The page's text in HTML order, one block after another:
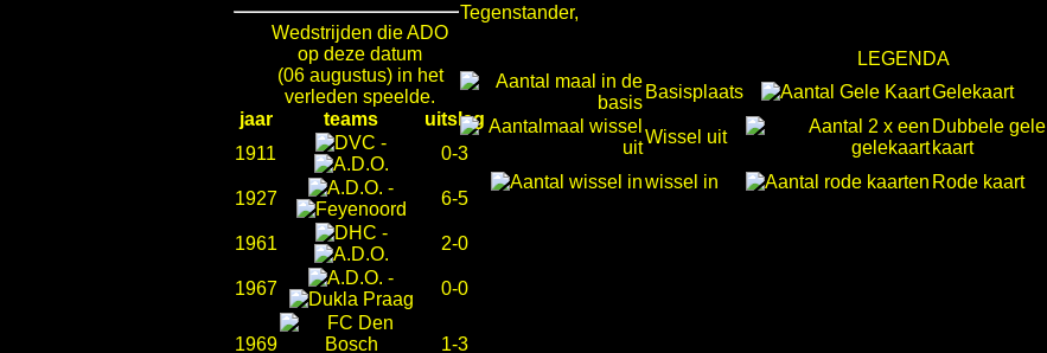
Wedstrijden die ADO
op deze datum
(06 augustus) in het
verleden speelde.
jaar
teams
uitslag
1911
-
0-3
1927
-
6-5
1961
-
2-0
1967
-
0-0
1969
1-3
Tegenstander,
LEGENDA
Basisplaats
Gelekaart
Wissel uit
Dubbele gele
kaart
wissel in Rode kaart